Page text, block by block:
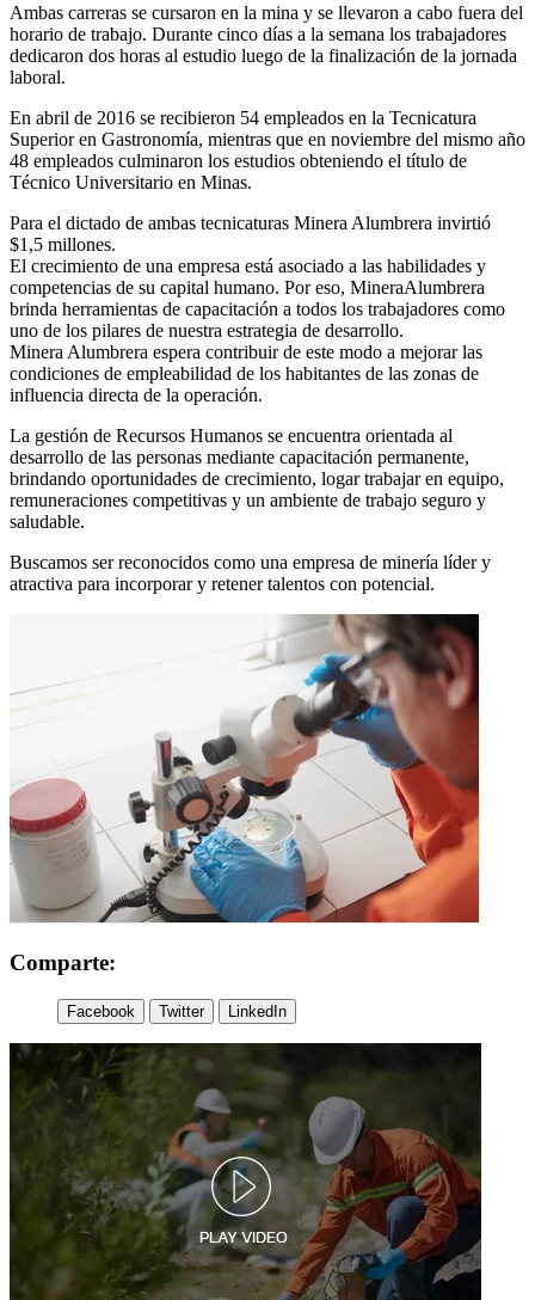
Ambas carreras se cursaron en la mina y se llevaron a cabo fuera del
horario de trabajo. Durante cinco días a la semana los trabajadores
dedicaron dos horas al estudio luego de la finalización de la jornada
laboral.
En abril de 2016 se recibieron 54 empleados en la Tecnicatura
Superior en Gastronomía, mientras que en noviembre del mismo año
48 empleados culminaron los estudios obteniendo el título de
Técnico Universitario en Minas.
Para el dictado de ambas tecnicaturas Minera Alumbrera invirtió
$1,5 millones.
El crecimiento de una empresa está asociado a las habilidades y
competencias de su capital humano. Por eso, MineraAlumbrera
brinda herramientas de capacitación a todos los trabajadores como
uno de los pilares de nuestra estrategia de desarrollo.
Minera Alumbrera espera contribuir de este modo a mejorar las
condiciones de empleabilidad de los habitantes de las zonas de
influencia directa de la operación.
La gestión de Recursos Humanos se encuentra orientada al
desarrollo de las personas mediante capacitación permanente,
brindando oportunidades de crecimiento, logar trabajar en equipo,
remuneraciones competitivas y un ambiente de trabajo seguro y
saludable.
Buscamos ser reconocidos como una empresa de minería líder y
atractiva para incorporar y retener talentos con potencial.
Comparte:
Facebook Twitter LinkedIn